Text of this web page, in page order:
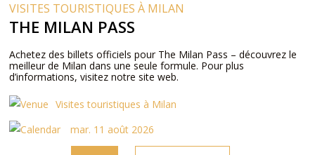
VISITES TOURISTIQUES À MILAN
THE MILAN PASS
Achetez des billets officiels pour The Milan Pass – découvrez le
meilleur de Milan dans une seule formule. Pour plus
d’informations, visitez notre site web.
Visites touristiques à Milan
mar. 11 août 2026